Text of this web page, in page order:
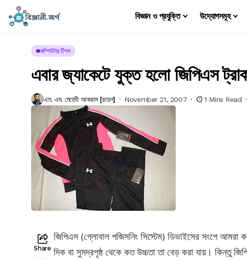
বিজ্ঞান ও প্রযুক্তি উদ্যোগসমূহ
কম্পিউটার টিপস
এবার জ্যাকেটে যুক্ত হলো জিপিএস
এস. এম. মেহেদী আকরাম [রয়েল] November 21, 2007 1 Mins Read
Share
জিপিএস (গ্লোবাল পজিসনিং সিস্টেম) ডিভাইসের সংগে আমরা
দিক বা সুমদ্রপৃষ্ঠ থেকে কত উচ্চতা তা বেড় করা যায়। কিন্তু